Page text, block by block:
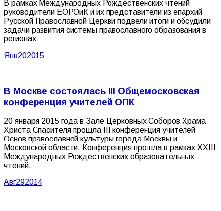
В рамках Международных Рождественских чтений
руководители ЕОРОиК и их представители из епархий
Русской Православной Церкви подвели итоги и обсудили
задачи развития системы православного образования в
регионах.
Янв202015
В Москве состоялась III Общемосковская
конференция учителей ОПК
20 января 2015 года в Зале Церковных Соборов Храма
Христа Спасителя прошла III конференция учителей
Основ православной культуры города Москвы и
Московской области. Конференция прошла в рамках XXIII
Международных Рождественских образовательных
чтений.
Авг292014